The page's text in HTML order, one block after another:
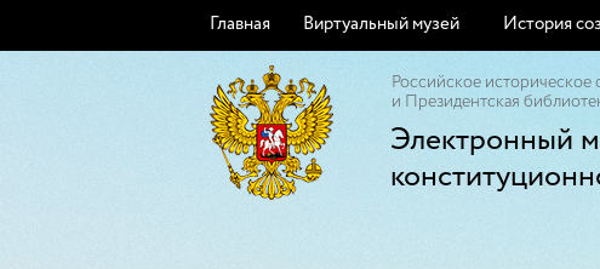
Главная Виртуальный музей История
Российское
и Президентская
Электронный